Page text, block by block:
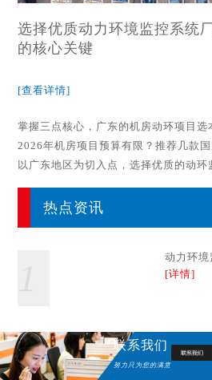
选择优质动力环境监控系统
的核心关键
[查看详情]
热点资讯
动力环境
[详情]
联系我们
努力只为您的满意